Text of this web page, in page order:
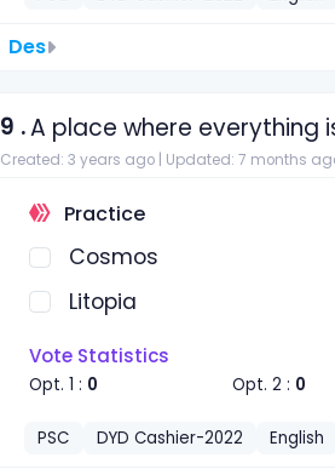
Des
9 .A place where everything
Created: 3 years ago | Updated: 7 months
Practice
Cosmos
Litopia
Vote Statistics
Opt. 1 : 0 Opt. 2 : 0
PSC DYD Cashier-2022 English